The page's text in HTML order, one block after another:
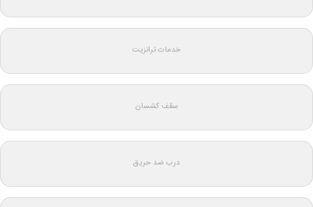
خدمات ترانزیت
سقف کشسان
درب ضد حریق